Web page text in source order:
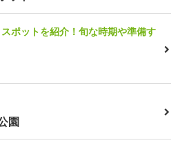
ポットを紹介！旬な時期や準備す
園